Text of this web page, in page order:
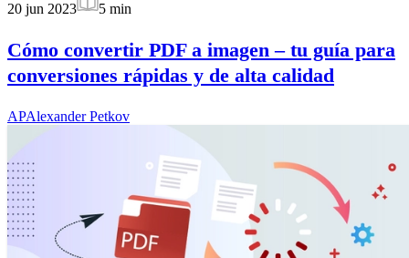
20 jun 2023
5 min
Cómo convertir PDF a imagen – tu guía para
conversiones rápidas y de alta calidad
APAlexander Petkov